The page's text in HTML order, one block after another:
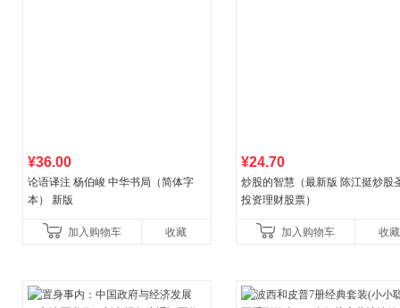
¥36.00
论语译注 杨伯峻 中华书局（简体字
本） 新版
加入购物车 收藏
¥24.70
炒股的智慧（最新版 陈江挺炒股
投资理财股票）
加入购物车 收藏